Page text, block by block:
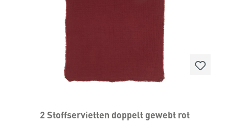
2 Stoffservietten doppelt gewebt rot